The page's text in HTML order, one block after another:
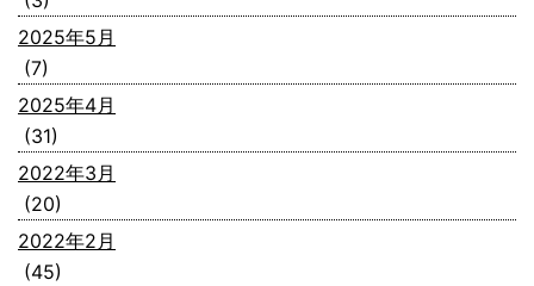
2025年5月
(7)
2025年4月
(31)
2022年3月
(20)
2022年2月
(45)